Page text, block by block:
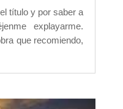
título y por saber a
explayarme.
que recomiendo,